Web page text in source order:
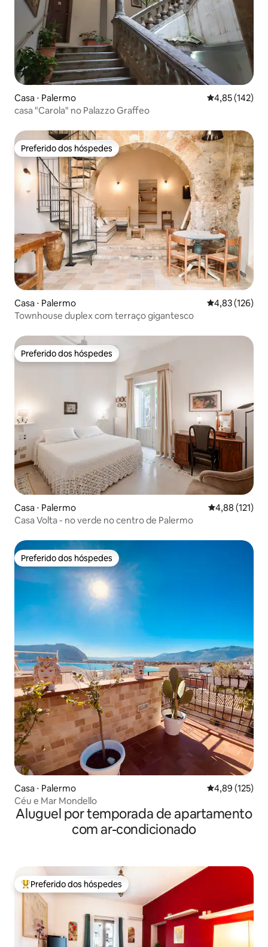
Casa ⋅ Palermo 4,85 de uma
4,85 (142)
casa "Carola" no Palazzo Graffeo
Preferido dos hóspedes
Preferido dos hóspedes
Casa ⋅ Palermo 4,83 de uma
4,83 (126)
Townhouse duplex com terraço gigantesco
Preferido dos hóspedes
Preferido dos hóspedes
Casa ⋅ Palermo 4,88 de uma
4,88 (121)
Casa Volta - no verde no centro de Palermo
Preferido dos hóspedes
Preferido dos hóspedes
Casa ⋅ Palermo 4,89 de uma
4,89 (125)
Céu e Mar Mondello
Aluguel por temporada de apartamento
com ar-condicionado
Entre os melhores preferidos dos hóspedes
Preferido dos hóspedes